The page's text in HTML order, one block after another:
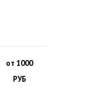
от 1000
РУБ